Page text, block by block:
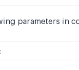
parameters in